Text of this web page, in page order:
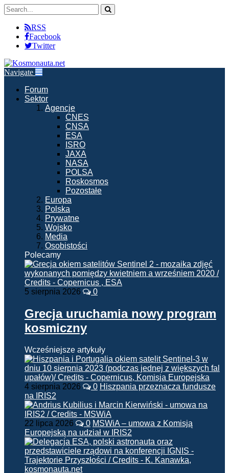
RSS
Facebook
Twitter
Navigate
Forum
Sektor
Agencje
CNES
CNSA
ESA
ISRO
JAXA
NASA
POLSA
Roskosmos
Pozostałe
Europa
Polska
Prywatne
Wojsko
Media
Osobistości
Polecamy
5 sierpnia 2026 0
Grecja uruchamia nowy program
kosmiczny
Wcześniejsze artykuły
4 sierpnia 2026 0 Hiszpania przeznacza fundusze
na IRIS2
22 lipca 2026 0 MSWiA – umowa z Komisją
Europejską na udział w IRIS2